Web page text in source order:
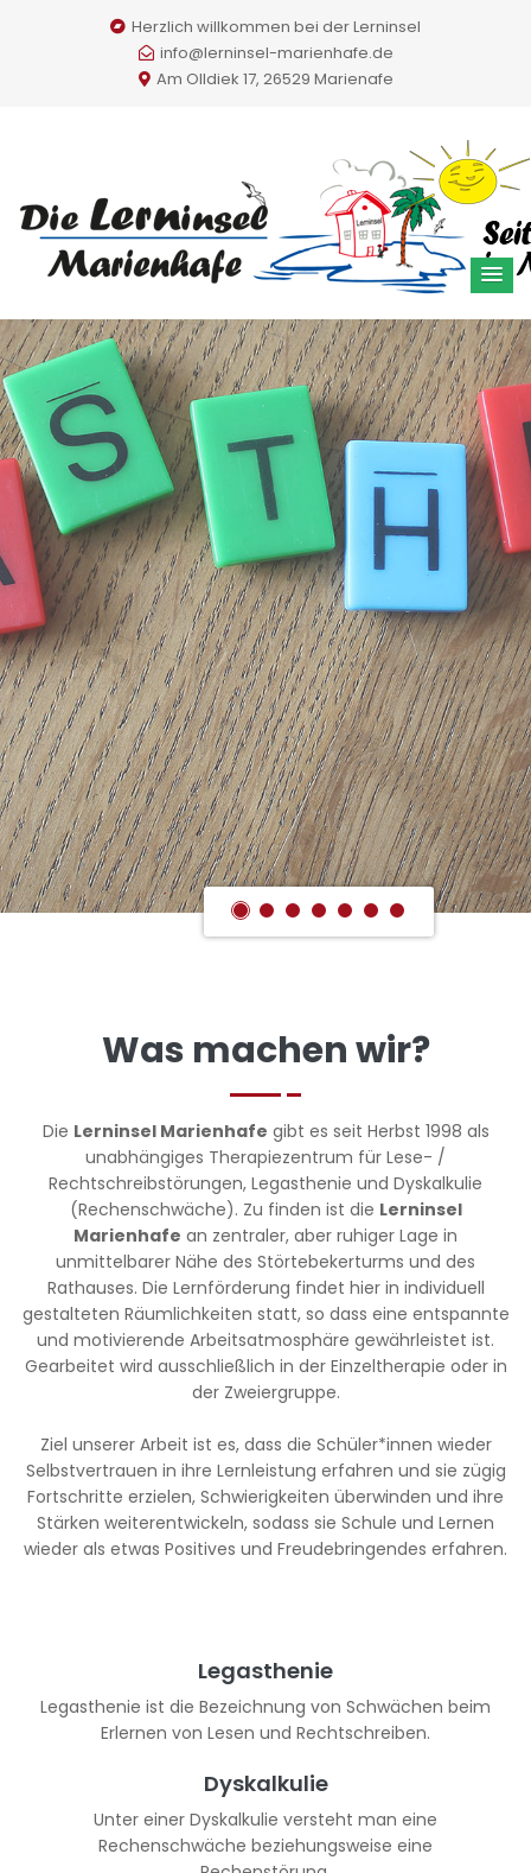
Herzlich willkommen bei der Lerninsel
info@lerninsel-marienhafe.de
Am Olldiek 17, 26529 Marienafe
Was machen wir?
Die Lerninsel Marienhafe gibt es seit Herbst 1998 als
unabhängiges Therapiezentrum für Lese- /
Rechtschreibstörungen, Legasthenie und Dyskalkulie
(Rechenschwäche). Zu finden ist die Lerninsel
Marienhafe an zentraler, aber ruhiger Lage in
unmittelbarer Nähe des Störtebekerturms und des
Rathauses. Die Lernförderung findet hier in individuell
gestalteten Räumlichkeiten statt, so dass eine entspannte
und motivierende Arbeitsatmosphäre gewährleistet ist.
Gearbeitet wird ausschließlich in der Einzeltherapie oder in
der Zweiergruppe.
Ziel unserer Arbeit ist es, dass die Schüler*innen wieder
Selbstvertrauen in ihre Lernleistung erfahren und sie zügig
Fortschritte erzielen, Schwierigkeiten überwinden und ihre
Stärken weiterentwickeln, sodass sie Schule und Lernen
wieder als etwas Positives und Freudebringendes erfahren.
Legasthenie
Legasthenie ist die Bezeichnung von Schwächen beim
Erlernen von Lesen und Rechtschreiben.
Dyskalkulie
Unter einer Dyskalkulie versteht man eine
Rechenschwäche beziehungsweise eine